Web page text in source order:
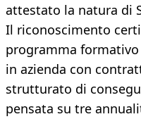
attestato la natura di
Il riconoscimento
programma
in azienda con
strutturato di
pensata su tre